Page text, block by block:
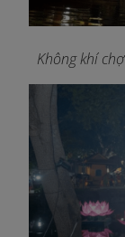
Không khí